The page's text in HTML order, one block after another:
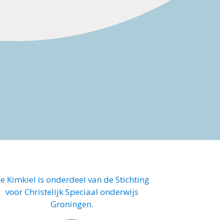
Kimkiel is onderdeel van deStichting
voor Christelijk Speciaal onderwijs
Groningen.